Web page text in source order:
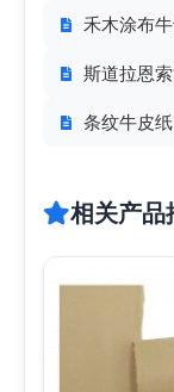
禾木涂布
斯道拉恩
条纹牛皮
相关产品